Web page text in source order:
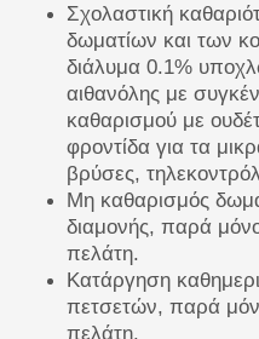
Σχολαστική
δωματίων και των
διάλυμα 0.1%
αιθανόλης με
καθαρισμού με
φροντίδα για τα
βρύσες,
Μη καθαρισμός
διαμονής, παρά
πελάτη.
Κατάργηση
πετσετών, παρά
πελάτη.